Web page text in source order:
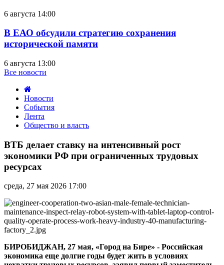
6 августа 14:00
В ЕАО обсудили стратегию сохранения
исторической памяти
6 августа 13:00
Все новости
Новости
События
Лента
Общество и власть
делает
ставку
на
интенсивный
экономики
при
ограниченных
трудовых
ресурсах
ВТБ делает ставку на интенсивный рост
экономики РФ при ограниченных трудовых
ресурсах
среда, 27 мая 2026 17:00
БИРОБИДЖАН, 27 мая, «Город на Бире» - Российская
экономика еще долгие годы будет жить в условиях